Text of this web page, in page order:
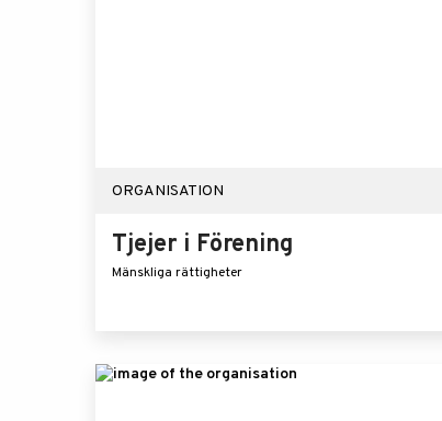
ORGANISATION
Tjejer i Förening
Mänskliga rättigheter